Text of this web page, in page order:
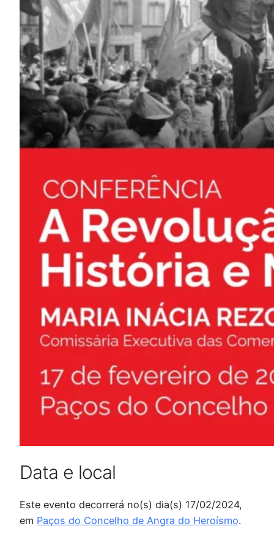
Data e local
Este evento decorrerá no(s) dia(s) 17/02/2024,
em Paços do Concelho de Angra do Heroísmo.